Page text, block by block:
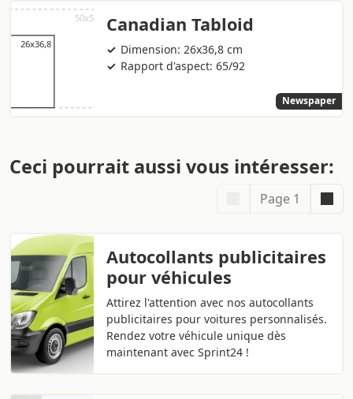
Canadian Tabloid
Dimension: 26x36,8 cm
Rapport d'aspect: 65/92
Newspaper
Ceci pourrait aussi vous intéresser:
Page 1
Autocollants publicitaires
pour véhicules
Attirez l'attention avec nos autocollants
publicitaires pour voitures personnalisés.
Rendez votre véhicule unique dès
maintenant avec Sprint24 !